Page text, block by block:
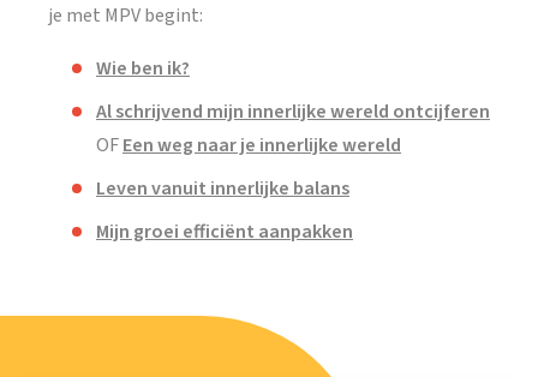
je met MPV begint:
Wie ben ik?
Al schrijvend mijn innerlijke wereld ontcijferen
OFEen weg naar je innerlijke wereld
Leven vanuit innerlijke balans
Mijn groei efficiënt aanpakken